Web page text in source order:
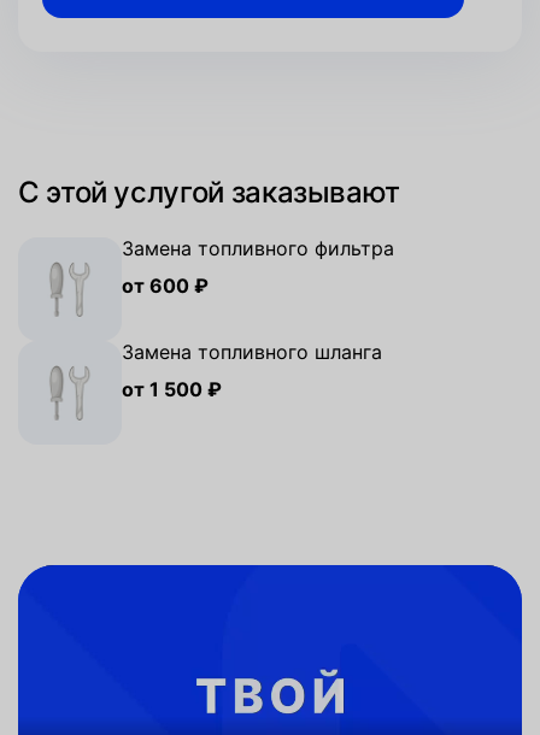
С этой услугой заказывают
Замена топливного фильтра
от 600 ₽
Замена топливного шланга
от 1 500 ₽